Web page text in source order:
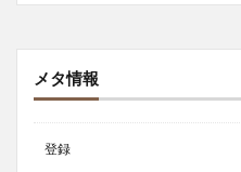
メタ情報
登録